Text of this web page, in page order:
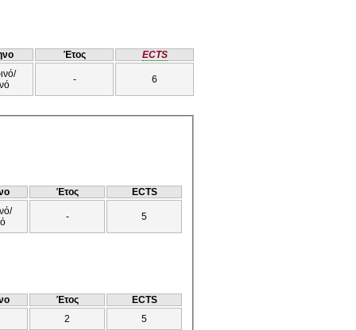
Έτος ECTS
- 6
Έτος ECTS
- 5
Έτος
ECTS
2 5